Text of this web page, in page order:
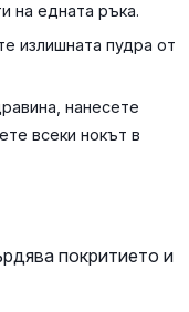
на едната ръка.
излишната пудра от
нанесете
всеки нокът в
покритието и